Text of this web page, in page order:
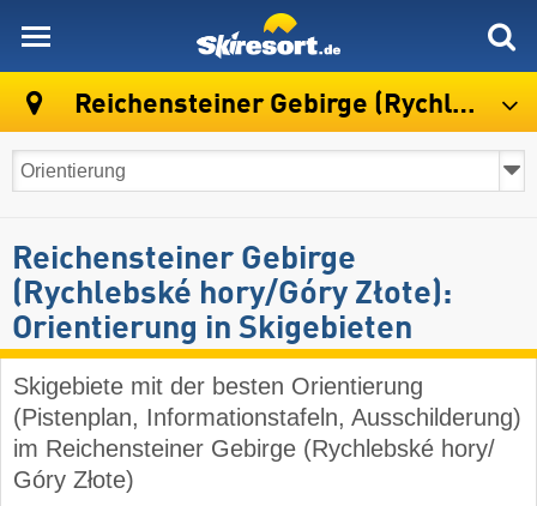
Reichensteiner Gebirge (Rychlebské hory/Góry Złote)
Reichensteiner Gebirge
(Rychlebské hory/​Góry Złote):
Orientierung in Skigebieten
Skigebiete mit der besten Orientierung
(Pistenplan, Informationstafeln, Ausschilderung)
im Reichensteiner Gebirge (Rychlebské hory/​
Góry Złote)